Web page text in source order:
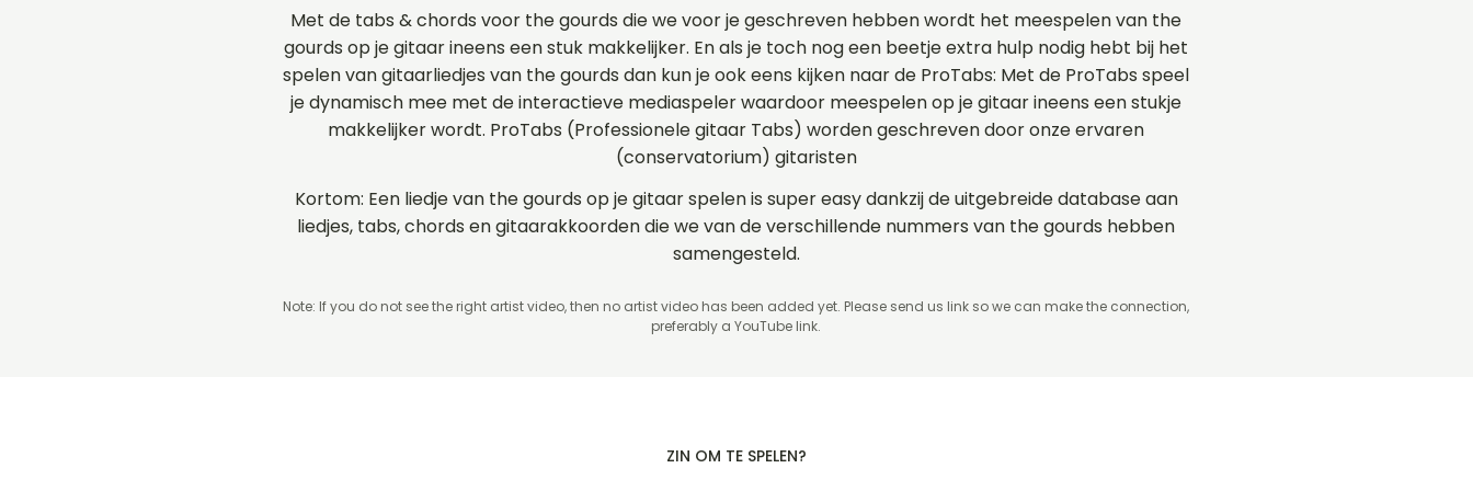
Met de tabs & chords voor the gourds die we voor je geschreven hebben wordt het meespelen van the
gourds op je gitaar ineens een stuk makkelijker. En als je toch nog een beetje extra hulp nodig hebt bij het
spelen van gitaarliedjes van the gourds dan kun je ook eens kijken naar de ProTabs: Met de ProTabs speel
je dynamisch mee met de interactieve mediaspeler waardoor meespelen op je gitaar ineens een stukje
makkelijker wordt. ProTabs (Professionele gitaar Tabs) worden geschreven door onze ervaren
(conservatorium) gitaristen
Kortom: Een liedje van the gourds op je gitaar spelen is super easy dankzij de uitgebreide database aan
liedjes, tabs, chords en gitaarakkoorden die we van de verschillende nummers van the gourds hebben
samengesteld.
Note: If you do not see the right artist video, then no artist video has been added yet. Please send us link so we can make the connection,
preferably a YouTube link.
ZIN OM TE SPELEN?